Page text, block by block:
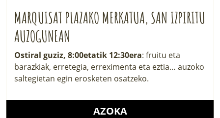
MARQUISAT PLAZAKO MERKATUA, SAN IZPIRITU
AUZOGUNEAN
Ostiral guziz, 8:00etatik 12:30era: fruitu eta
barazkiak, erretegia, erreximenta eta eztia… auzoko
saltegietan egin erosketen osatzeko.
AZOKA